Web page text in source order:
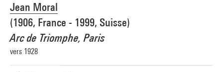
Jean Moral
(1906, France - 1999, Suisse)
Arc de Triomphe, Paris
vers 1928
Créditos fotográficos : Centre Pompidou, MNAM-CCI/Samuel Kalika/Dist.
GrandPalaisRmn
Referencia de la imagen : 4N77481
Difusión de la imagen :GrandPalaisRmnPhoto